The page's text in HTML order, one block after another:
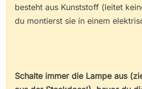
besteht aus Kunststoff (leitet
du montierst sie in einem
Schalte immer die Lampe aus